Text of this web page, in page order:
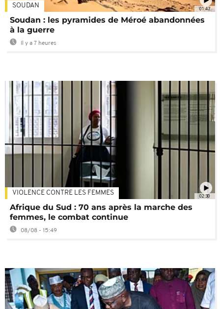
01:47
SOUDAN
Soudan : les pyramides de Méroé abandonnées
à la guerre
Il y a 7 heures
02:30
VIOLENCE CONTRE LES FEMMES
Afrique du Sud : 70 ans après la marche des
femmes, le combat continue
08/08 - 15:49